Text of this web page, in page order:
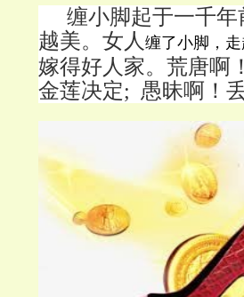
缠小脚起于一千
越美。女人 缠了小脚 ，
嫁得好人家。荒唐啊
金莲决定; 愚昧啊！